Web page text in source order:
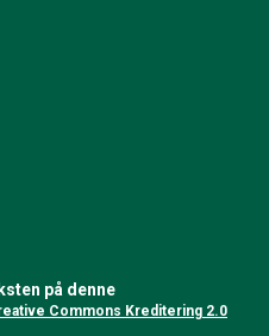
på denne
Commons Kreditering 2.0